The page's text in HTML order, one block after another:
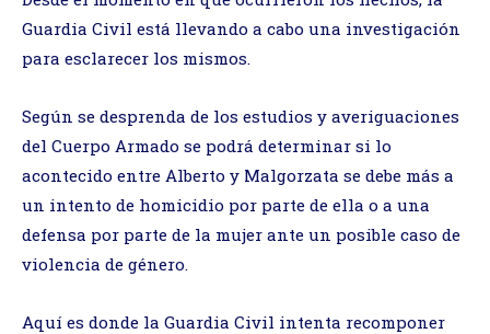
Guardia Civil está llevando a cabo una investigación
para esclarecer los mismos.
Según se desprenda de los estudios y averiguaciones
del Cuerpo Armado se podrá determinar si lo
acontecido entre Alberto y Malgorzata se debe más a
un intento de homicidio por parte de ella o a una
defensa por parte de la mujer ante un posible caso de
violencia de género.
Aquí es donde la Guardia Civil intenta recomponer